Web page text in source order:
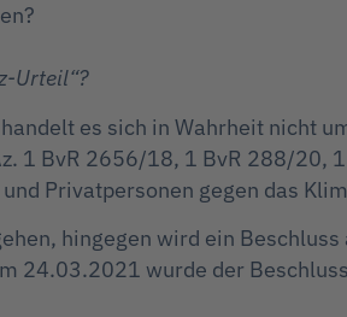
Urteil“?
es sich in Wahrheit nicht
1 BvR 2656/18, 1 BvR 288/20,
Privatpersonen gegen das
hingegen wird ein
24.03.2021 wurde der